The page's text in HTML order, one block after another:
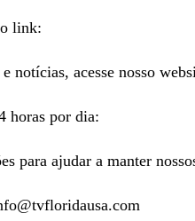
link:
notícias, acesse nosso
horas por dia:
para ajudar a manter